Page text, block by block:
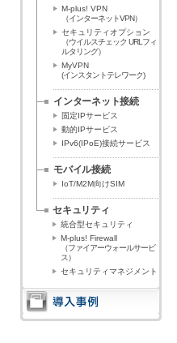
M-plus! VPN
（インターネットVPN）
セキュリティオプション
（ウイルスチェック URLフィ
ルタリング）
MyVPN
(インスタントテレワーク)
インターネット接続
固定IPサービス
動的IPサービス
IPv6(IPoE)接続サービス
モバイル接続
IoT/M2M向けSIM
セキュリティ
統合型セキュリティ
M-plus! Firewall
（ファイアーウォールサービ
ス）
セキュリティマネジメント